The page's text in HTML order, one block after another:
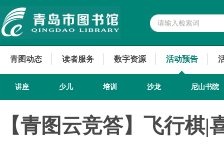
青图动态 读者服务 数字资源 活动预告
讲座 少儿 培训 沙龙 尼山书院
【青图云竞答】飞行棋|